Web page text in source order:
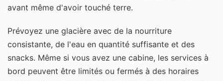
avant même d'avoir touché terre.
Prévoyez une glacière avec de la nourriture
consistante, de l'eau en quantité suffisante et des
snacks. Même si vous avez une cabine, les services à
bord peuvent être limités ou fermés à des horaires